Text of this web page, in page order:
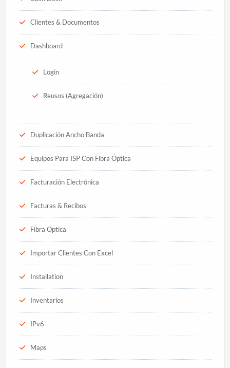
Clientes & Documentos
Dashboard
Login
Reusos (Agregación)
Duplicación Ancho Banda
Equipos Para ISP Con Fibra Óptica
Facturación Electrónica
Facturas & Recibos
Fibra Optica
Importar Clientes Con Excel
Installation
Inventarios
IPv6
Maps